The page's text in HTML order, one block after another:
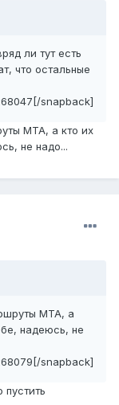
ли тут есть
что остальные
snapback]
МТА, а кто их
не надо...
МТА, а
надеюсь, не
snapback]